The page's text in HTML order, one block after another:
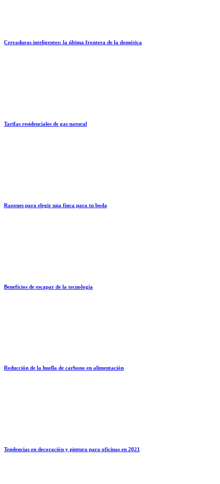
Cerraduras inteligentes: la última frontera de la domótica
Tarifas residenciales de gas natural
Razones para elegir una finca para tu boda
Beneficios de escapar de la tecnología
Reducción de la huella de carbono en alimentación
Tendencias en decoración y pintura para oficinas en 2021